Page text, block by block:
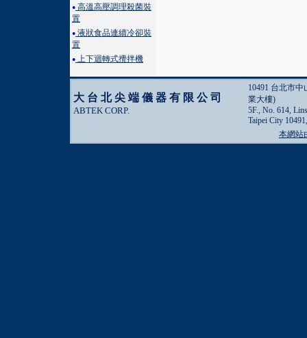
● 高溫高壓調理殺菌裝
置
● 液狀食品連續冷卻裝
置
● 上下迴轉式攪拌機
大台北尖端儀器有限公司
ABTEK CORP.
10491 台北市
業大樓)
5F., No. 614,
Taipei City
本網站